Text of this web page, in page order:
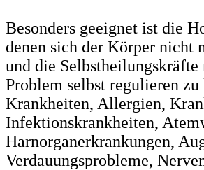
Besonders geeignet ist die
denen sich der Körper
und die
Problem selbst regulieren
Krankheiten, Allergien,
Infektionskrankheiten,
Harnorganerkrankungen,
Verdauungsprobleme,